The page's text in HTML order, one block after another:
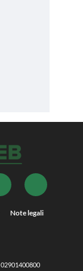
Note legali